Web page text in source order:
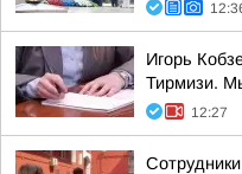
Игорь
Тирмизи.
12:27